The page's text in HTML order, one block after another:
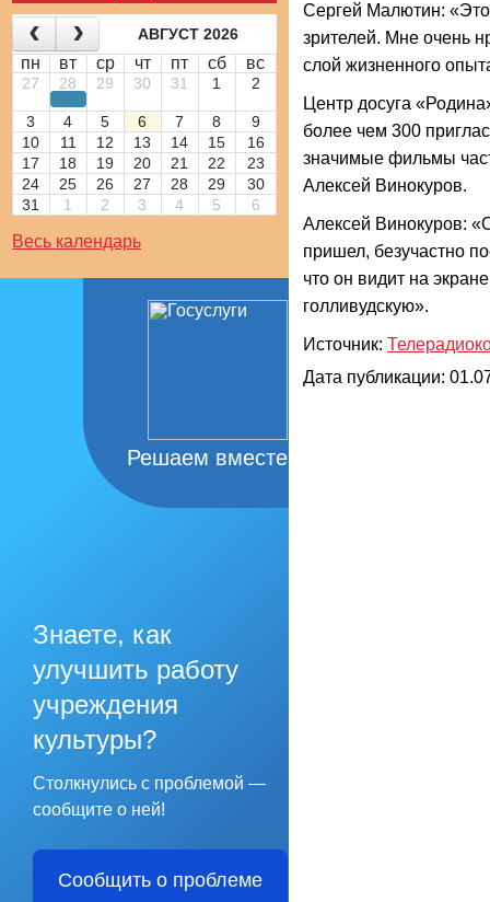
АВГУСТ 2026
пн вт ср чт пт сб вс
27 28 29 30 31 1 2
3 4 5 6 7 8
9
10
11 12 13 14 15
16
17
18 19 20 21 22
23
24
25 26 27 28 29
30
31
1 2 3 4 5 6
Весь календарь
Решаем вместе
Знаете, как
улучшить работу
учреждения
культуры?
Столкнулись с проблемой —
сообщите о ней!
Сообщить о проблеме
Сергей Малютин:
зрителей. Мне очень
слой жизненного
Центр досуга
более чем 300
значимые фильмы
Алексей Винокуров.
Алексей Винокуров:
пришел, безучастно
что он видит на
голливудскую».
Источник:
Дата публикации: